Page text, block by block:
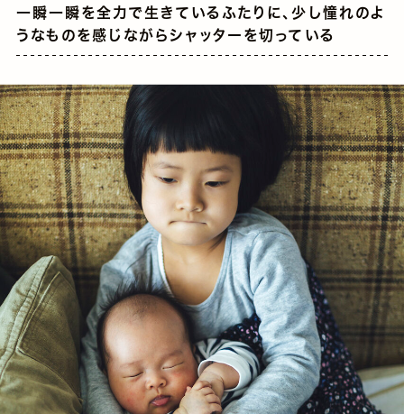
一瞬一瞬を全力で生きているふたりに、少し憧れのよ
うなものを感じながらシャッターを切っている